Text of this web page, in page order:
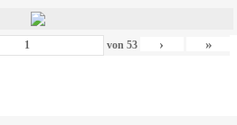
von 53 › »